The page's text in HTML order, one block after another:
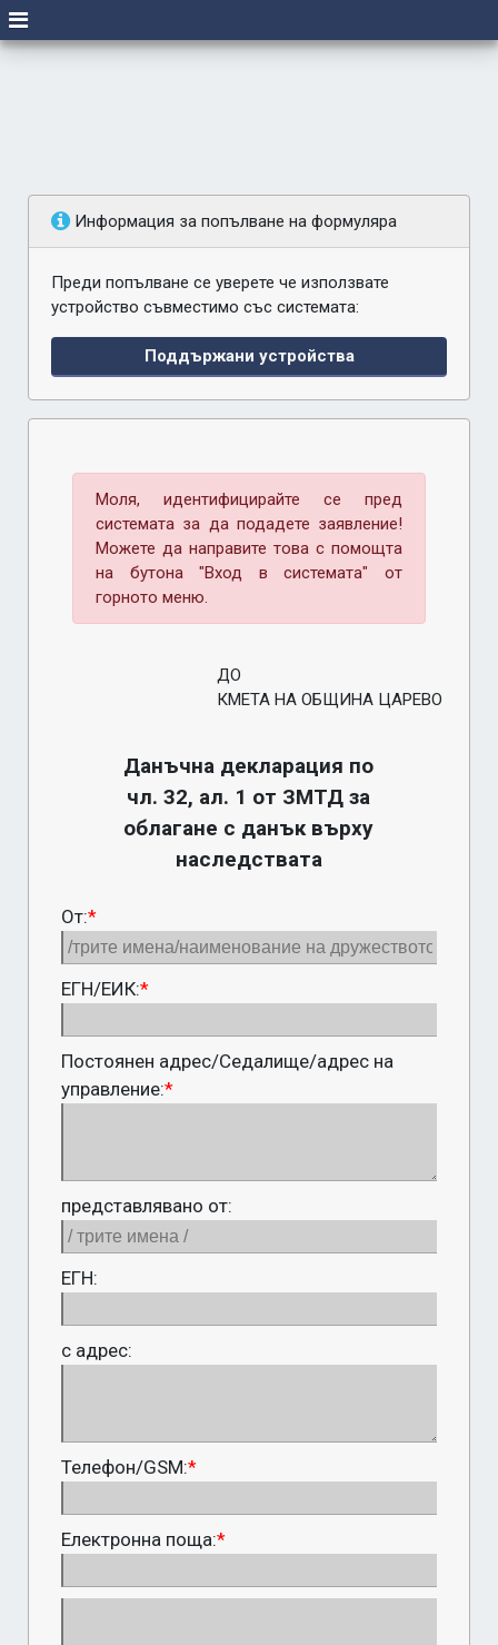
Информация за попълване на формуляра
Преди попълване се уверете че използвате
устройство съвместимо със системата:
Поддържани устройства
Моля, идентифицирайте се пред
системата за да подадете заявление!
Можете да направите това с помощта
на бутона "Вход в системата" от
горното меню.
ДО
КМЕТА НА ОБЩИНА ЦАРЕВО
Данъчна декларация по
чл. 32, ал. 1 от ЗМТД за
облагане с данък върху
наследствата
От:*
ЕГН/ЕИК:*
Постоянен адрес/Седалище/адрес на
управление:*
представлявано от:
ЕГН:
с адрес:
Телефон/GSM:*
Електронна поща:*